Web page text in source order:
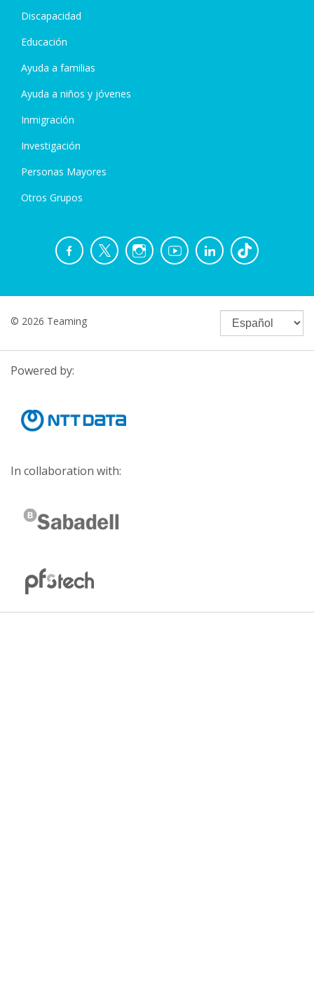
Discapacidad
Educación
Ayuda a familias
Ayuda a niños y jóvenes
Inmigración
Investigación
Personas Mayores
Otros Grupos
© 2026 Teaming
Powered by:
In collaboration with: